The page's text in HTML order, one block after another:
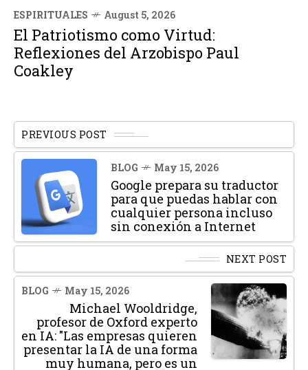
ESPIRITUALES August 5, 2026
El Patriotismo como Virtud:
Reflexiones del Arzobispo Paul
Coakley
PREVIOUS POST
BLOG May 15, 2026
Google prepara su traductor
para que puedas hablar con
cualquier persona incluso
sin conexión a Internet
NEXT POST
BLOG May 15, 2026
Michael Wooldridge,
profesor de Oxford experto
en IA: "Las empresas quieren
presentar la IA de una forma
muy humana, pero es un